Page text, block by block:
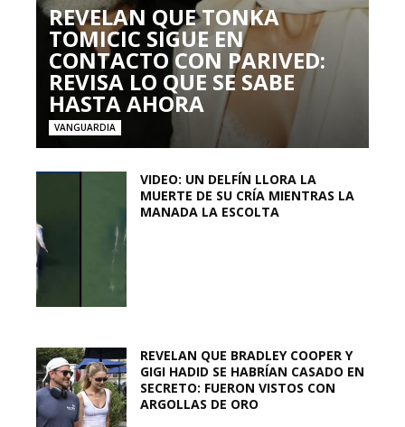
REVELAN QUE TONKA
TOMICIC SIGUE EN
CONTACTO CON PARIVED:
REVISA LO QUE SE SABE
HASTA AHORA
VANGUARDIA
VIDEO: UN DELFÍN LLORA LA
MUERTE DE SU CRÍA MIENTRAS LA
MANADA LA ESCOLTA
REVELAN QUE BRADLEY COOPER Y
GIGI HADID SE HABRÍAN CASADO EN
SECRETO: FUERON VISTOS CON
ARGOLLAS DE ORO